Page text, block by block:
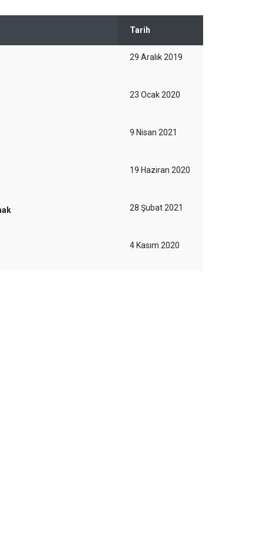
Tarih
29 Aralık 2019
23 Ocak 2020
9 Nisan 2021
19 Haziran 2020
28 Şubat 2021
4 Kasım 2020